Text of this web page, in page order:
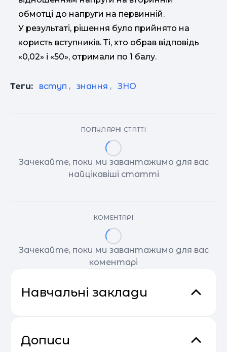
обмотці до напруги на первинній.
У результаті, рішення було прийнято на
користь вступників. Ті, хто обрав відповідь
«0,02» і «50», отримали по 1 балу.
Теги: вступ , знання , ЗНО
ПОПУЛЯРНІ СТАТТІ
Зачекайте, поки ми завантажимо для вас
найцікавіші статті
КОМЕНТАРІ
Зачекайте, поки ми завантажимо для вас
коментарі
Навчальні заклади
Дописи